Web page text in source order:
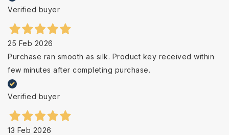
Verified buyer
25 Feb 2026
Purchase ran smooth as silk. Product key received within
few minutes after completing purchase.
Verified buyer
13 Feb 2026